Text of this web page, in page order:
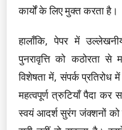
कार्यों के लिए मुक्त करता है।
हालाँकि, पेपर में
पुनरावृत्ति को कठोरता से
विशेषता में, संपर्क प्रतिरोध
महत्वपूर्ण त्रुटियाँ पैदा कर
स्वयं आदर्श सुरंग जंक्शनों को